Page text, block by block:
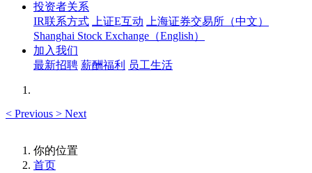
投资者关系
IR联系方式
上证E互动
上海证券交易所（中文）
Shanghai Stock Exchange（English）
加入我们
最新招聘 薪酬福利 员工生活
< Previous > Next
你的位置
首页